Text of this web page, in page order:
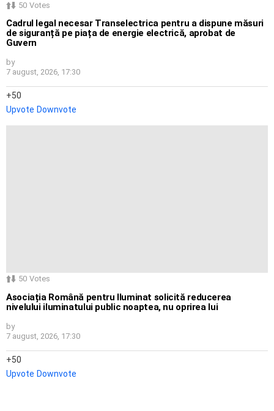
50 Votes
Cadrul legal necesar Transelectrica pentru a dispune măsuri
de siguranță pe piața de energie electrică, aprobat de
Guvern
by
7 august, 2026, 17:30
50
Upvote Downvote
50 Votes
Asociația Română pentru Iluminat solicită reducerea
nivelului iluminatului public noaptea, nu oprirea lui
by
7 august, 2026, 17:30
50
Upvote Downvote